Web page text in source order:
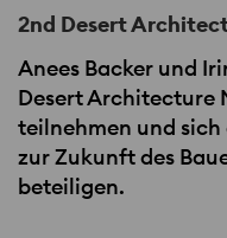
2nd Desert
Anees Backer und
Desert Architecture
teilnehmen und
zur Zukunft des
beteiligen.